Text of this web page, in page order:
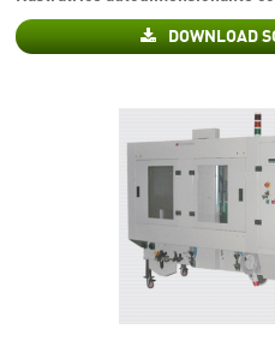
DOWNLOAD